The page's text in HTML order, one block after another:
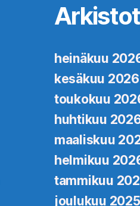
Arkistot
heinäkuu
kesäkuu 2026
toukokuu
huhtikuu
maaliskuu
helmikuu
tammikuu
joulukuu 2025